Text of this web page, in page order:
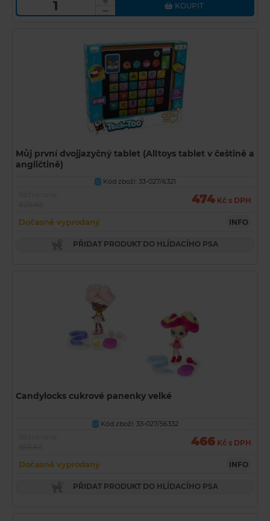
KOUPIT
Můj první dvojjazyčný tablet (Alltoys tablet v češtině a
angličtině)
U Kód zboží: 33-027/6321
474 Kč s DPH
Dočasně vyprodaný INFO
PŘIDAT PRODUKT DO HLÍDACÍHO PSA
Candylocks cukrové panenky velké
U Kód zboží: 33-027/56332
466 Kč s DPH
Dočasně vyprodaný INFO
PŘIDAT PRODUKT DO HLÍDACÍHO PSA